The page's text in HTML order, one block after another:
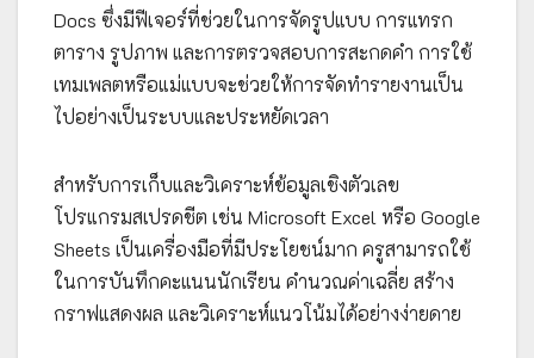
Docs ซึ่งมีฟีเจอร์ที่ช่วยในการจัดรูปแบบ การแทรก
ตาราง รูปภาพ และการตรวจสอบการสะกดคำ การใช้
เทมเพลตหรือแม่แบบจะช่วยให้การจัดทำรายงานเป็น
ไปอย่างเป็นระบบและประหยัดเวลา
สำหรับการเก็บและวิเคราะห์ข้อมูลเชิงตัวเลข
โปรแกรมสเปรดชีต เช่น Microsoft Excel หรือ Google
Sheets เป็นเครื่องมือที่มีประโยชน์มาก ครูสามารถใช้
ในการบันทึกคะแนนนักเรียน คำนวณค่าเฉลี่ย สร้าง
กราฟแสดงผล และวิเคราะห์แนวโน้มได้อย่างง่ายดาย